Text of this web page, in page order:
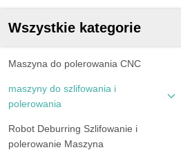
Wszystkie kategorie
Maszyna do polerowania CNC
maszyny do szlifowania i
polerowania
Robot Deburring Szlifowanie i
polerowanie Maszyna